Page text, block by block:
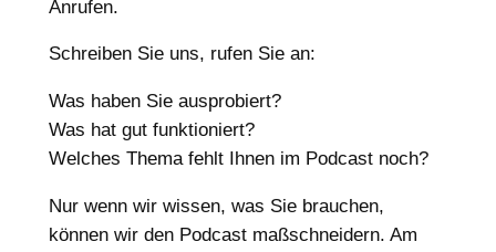
Anrufen.
Schreiben Sie uns, rufen Sie an:
Was haben Sie ausprobiert?
Was hat gut funktioniert?
Welches Thema fehlt Ihnen im Podcast noch?
Nur wenn wir wissen, was Sie brauchen,
können wir den Podcast maßschneidern. Am